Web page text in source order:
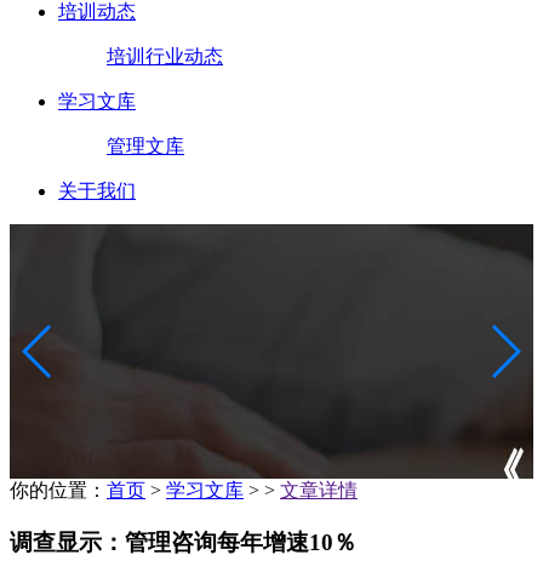
培训动态
培训行业动态
学习文库
管理文库
关于我们
你的位置： 首页 > 学习文库 > > 文章详情
调查显示：管理咨询每年增速10％